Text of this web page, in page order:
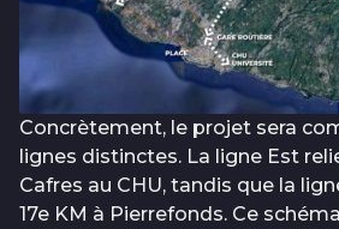
Concrètement, le projet sera
lignes distinctes. La ligne Est
Cafres au CHU, tandis que la
17e KM à Pierrefonds. Ce